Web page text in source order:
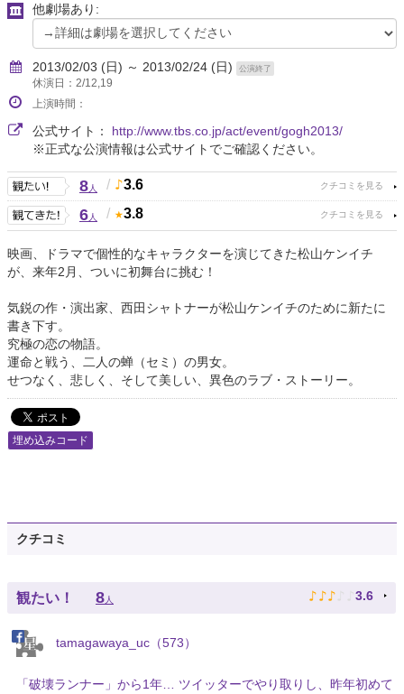
他劇場あり:
2013/02/03 (日) ～ 2013/02/24 (日) 公演終了
休演日：2/12,19
上演時間：
公式サイト： http://www.tbs.co.jp/act/event/gogh2013/
※正式な公演情報は公式サイトでご確認ください。
8人 / 3.6
6人 / 3.8
映画、ドラマで個性的なキャラクターを演じてきた松山ケンイチ
が、来年2月、ついに初舞台に挑む！
気鋭の作・演出家、西田シャトナーが松山ケンイチのために新たに
書き下す。
究極の恋の物語。
運命と戦う、二人の蝉（セミ）の男女。
せつなく、悲しく、そして美しい、異色のラブ・ストーリー。
埋め込みコード
クチコミ
観たい！ 8人 ♪ ♪ ♪ ♪ ♪ 3.6
tamagawaya_uc（573）
「破壊ランナー」から1年… ツイッターでやり取りし、昨年初めて